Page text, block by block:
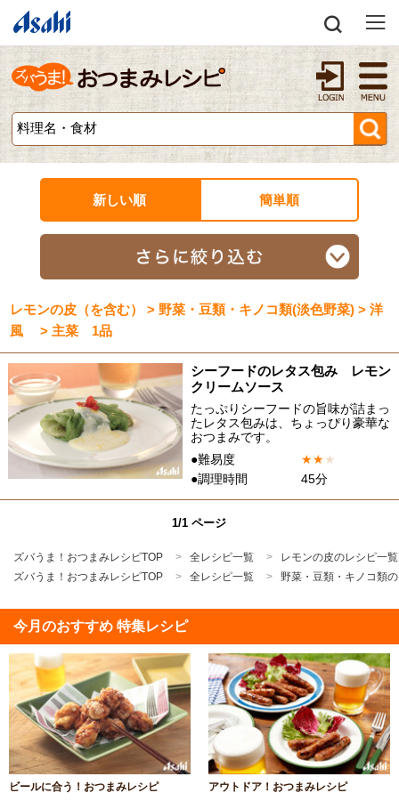
新しい順 簡単順
レモンの皮（を含む） > 野菜・豆類・キノコ類(淡色野菜) > 洋
風 > 主菜 1品
シーフードのレタス包み レモン
クリームソース
たっぷりシーフードの旨味が詰まっ
たレタス包みは、ちょっぴり豪華な
おつまみです。
●難易度
★★★
●調理時間
45分
1/1 ページ
ズバうま！おつまみレシピTOP 全レシピ一覧
レモンの皮のレシピ一覧
ズバうま！おつまみレシピTOP
全レシピ一覧 野菜・豆類・キノコ類
今月のおすすめ 特集レシピ
ビールに合う！おつまみレシピ アウトドア！おつまみレシピ